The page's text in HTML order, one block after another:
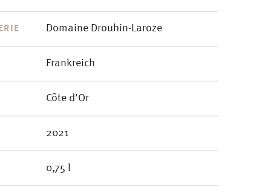
Domaine Drouhin-Laroze
Frankreich
Côte d'Or
2021
0,75 l